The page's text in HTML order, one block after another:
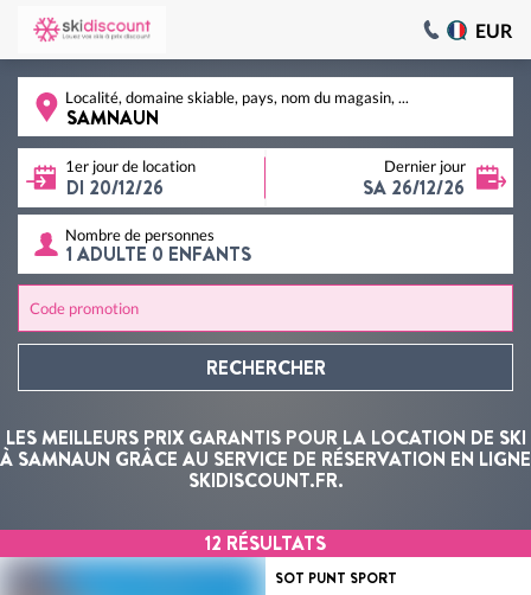
EUR
Localité, domaine skiable, pays, nom du magasin, ...
1er jour de location Dernier jour
Nombre de personnes
Code promotion
RECHERCHER
LES MEILLEURS PRIX GARANTIS POUR LA LOCATION DE SKI
À SAMNAUN GRÂCE AU SERVICE DE RÉSERVATION EN LIGNE
SKIDISCOUNT.FR.
12 RÉSULTATS
SOT PUNT SPORT